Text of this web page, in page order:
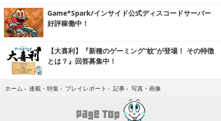
Game*Spark/インサイド公式ディスコードサーバー
好評稼働中！
【大喜利】『新種のゲーミング“蚊”が登場！ その特徴
とは？』回答募集中！
ホーム › 連載・特集 › プレイレポート › 記事 › 写真・画像